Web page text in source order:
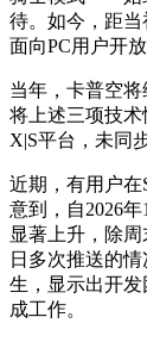
待。如今，距
面向PC用户开
当年，卡普空
将上述三项技术
X|S平台，未同
近期，有用户在
意到，自2026
显著上升，除
日多次推送的
生，显示出开
成工作。